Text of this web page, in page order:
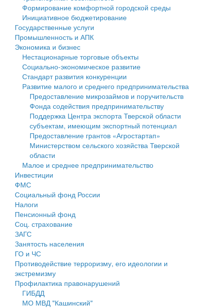
Государственные услуги
Промышленность и АПК
Экономика и бизнес
Символика
Устав
Гостям округа
Туризм
Культура
Образование
Здравоохранение
Социальная защита
Фотоальбом
муниципального округа Тверской области
Администрация Кашинского муниципального округа
Тверской области
Управление сельскими территориями
Открытые данные
Работа с обращениями граждан
Муниципальный контроль
Муниципальные услуги
Проекты административных регламентов
Антимонопольный комплаенс
Противодействие коррупции
Финансовое управление
Бюджет для граждан
Имущество
Выявление правообладателей ранее учтенных
объектов недвижимости
Имущественная поддержка субъектов малого и
среднего предпринимательства
Информационная поддержка субъектов малого и
среднего предпринимательства
Муниципальные программы
Контрольно-счетная палата
Персональные данные
Оценка регулирующего воздействия
Деятельность МУ
Нормативы градостроительного проектирования
Формирование комфортной городской среды
Инициативное бюджетирование
Государственные услуги
Промышленность и АПК
Экономика и бизнес
Нестационарные торговые объекты
Социально-экономическое развитие
Стандарт развития конкуренции
Развитие малого и среднего предпринимательства
Предоставление микрозаймов и поручительств
Фонда содействия предпринимательству
Поддержка Центра экспорта Тверской области
субъектам, имеющим экспортный потенциал
Предоставление грантов «Агростартап»
Министерством сельского хозяйства Тверской
области
Малое и среднее предпринимательство
Инвестиции
ФМС
Социальный фонд России
Налоги
Пенсионный фонд
Соц. страхование
ЗАГС
Занятость населения
ГО и ЧС
Противодействие терроризму, его идеологии и
экстремизму
Профилактика правонарушений
ГИБДД
МО МВД "Кашинский"